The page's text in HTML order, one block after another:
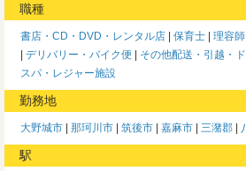
職種
書店・CD・DVD・レンタル店 保育士
理容
デリバリー・バイク便
その他配送・引越・
スパ・レジャー施設
勤務地
大野城市 那珂川市 筑後市 嘉麻市 三潴郡
駅